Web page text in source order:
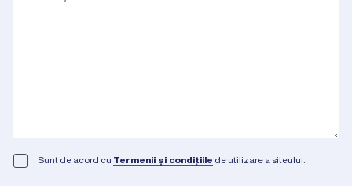
Sunt de acord cu Termenii și condițiile de utilizare a siteului.